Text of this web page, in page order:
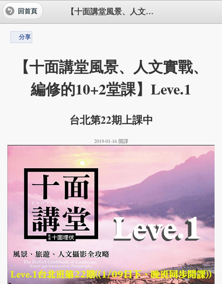
【十面講堂風景、人文實戰、編修的10+2堂課】Leve.1
回首頁
分享
【十面講堂風景、人文實戰、
編修的10+2堂課】Leve.1
台北第22期上課中
2019-01-16 開課